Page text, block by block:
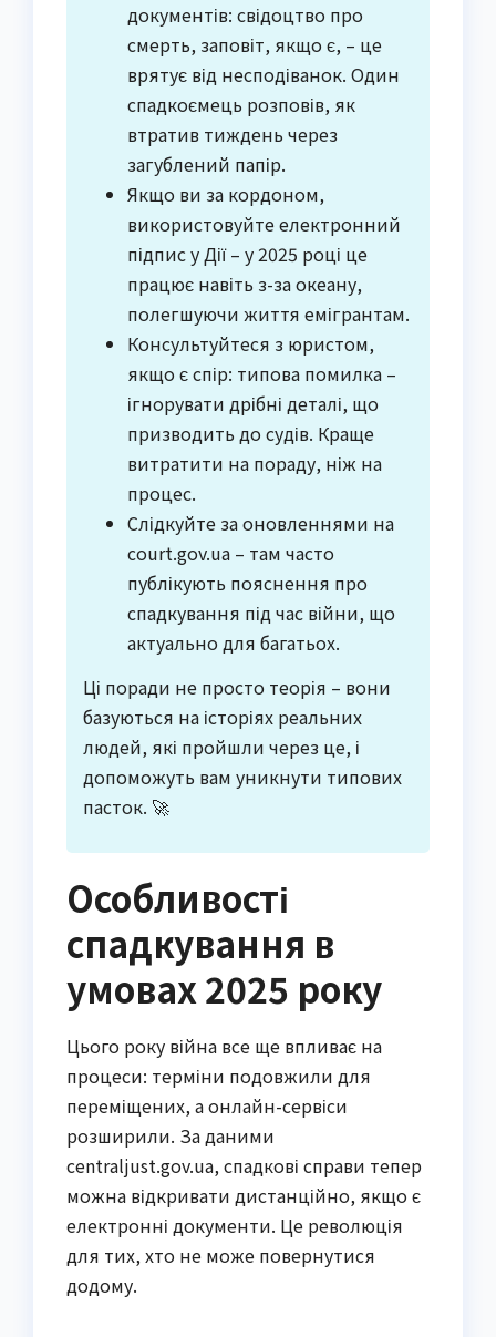
документів: свідоцтво про
смерть, заповіт, якщо є, – це
врятує від несподіванок. Один
спадкоємець розповів, як
втратив тиждень через
загублений папір.
Якщо ви за кордоном,
використовуйте електронний
підпис у Дії – у 2025 році це
працює навіть з-за океану,
полегшуючи життя емігрантам.
Консультуйтеся з юристом,
якщо є спір: типова помилка –
ігнорувати дрібні деталі, що
призводить до судів. Краще
витратити на пораду, ніж на
процес.
Слідкуйте за оновленнями на
court.gov.ua – там часто
публікують пояснення про
спадкування під час війни, що
актуально для багатьох.
Ці поради не просто теорія – вони
базуються на історіях реальних
людей, які пройшли через це, і
допоможуть вам уникнути типових
пасток. 🚀
Особливості
спадкування в
умовах 2025 року
Цього року війна все ще впливає на
процеси: терміни подовжили для
переміщених, а онлайн-сервіси
розширили. За даними
centraljust.gov.ua, спадкові справи тепер
можна відкривати дистанційно, якщо є
електронні документи. Це революція
для тих, хто не може повернутися
додому.